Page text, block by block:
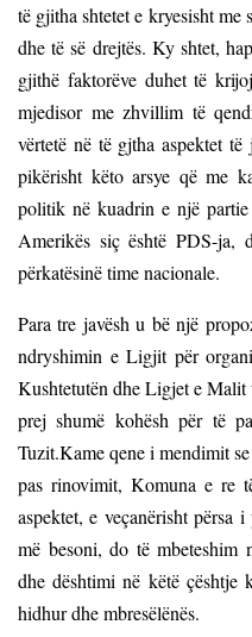
të gjitha shtetet e kryesisht
dhe të së drejtës. Ky shtet,
gjithë faktorëve duhet të
mjedisor me zhvillim të
vërtetë në të gjtha aspektet
pikërisht këto arsye që me
politik në kuadrin e një
Amerikës siç është PDS-ja,
përkatësinë time nacionale.
Para tre javësh u bë një
ndryshimin e Ligjit për
Kushtetutën dhe Ligjet e Malit
prej shumë kohësh për të
Tuzit.Kame qene i mendimit
pas rinovimit, Komuna e re
aspektet, e veçanërisht përsa
më besoni, do të mbeteshim
dhe dështimi në këtë çështje
hidhur dhe mbresëlënës.